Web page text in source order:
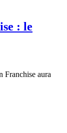
: le
Franchise aura